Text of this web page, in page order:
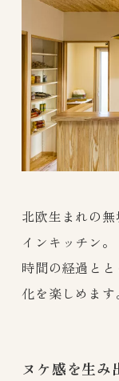
北欧生まれの
インキッチン。
時間の経過と
化を楽しめます
ヌケ感を生み